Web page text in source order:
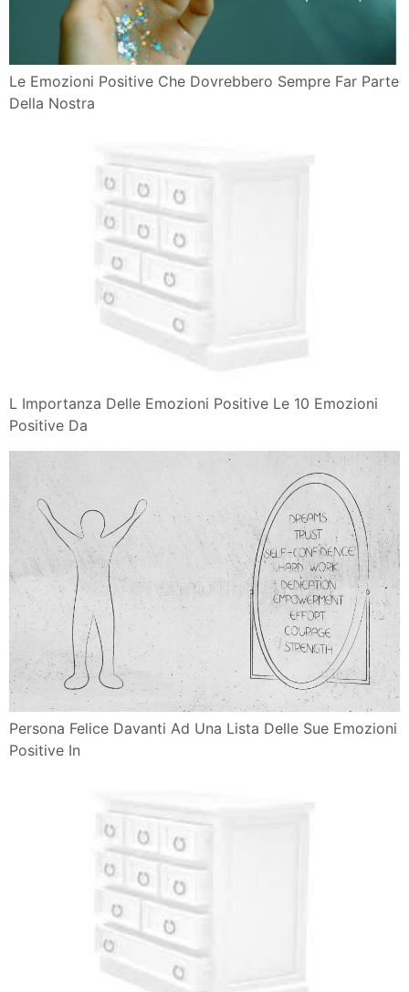
Le Emozioni Positive Che Dovrebbero Sempre Far Parte
Della Nostra
L Importanza Delle Emozioni Positive Le 10 Emozioni
Positive Da
Persona Felice Davanti Ad Una Lista Delle Sue Emozioni
Positive In